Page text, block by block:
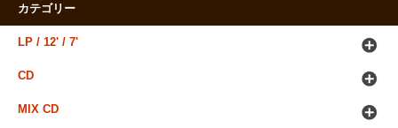
カテゴリー
LP / 12' / 7'
CD
MIX CD